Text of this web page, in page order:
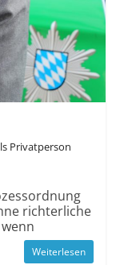
Privat­person
richterliche
Weiterlesen